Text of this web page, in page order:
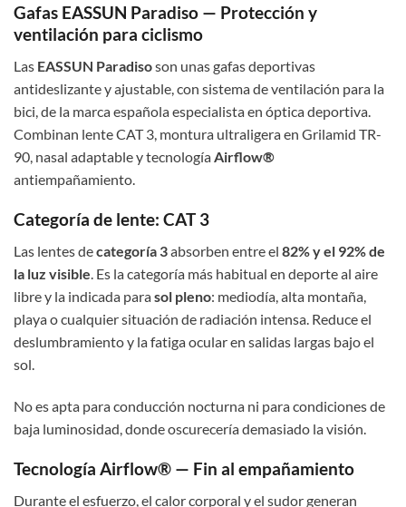
Gafas EASSUN Paradiso — Protección y
ventilación para ciclismo
Las EASSUN Paradisoson unas gafas deportivas
antideslizante y ajustable, con sistema de ventilación para la
bici, de la marca española especialista en óptica deportiva.
Combinan lente CAT 3, montura ultraligera en Grilamid TR-
90, nasal adaptable y tecnología Airflow®
antiempañamiento.
Categoría de lente: CAT 3
Las lentes decategoría 3absorben entre el 82% y el 92% de
la luz visible. Es la categoría más habitual en deporte al aire
libre y la indicada parasol pleno: mediodía, alta montaña,
playa o cualquier situación de radiación intensa. Reduce el
deslumbramiento y la fatiga ocular en salidas largas bajo el
sol.
No es apta para conducción nocturna ni para condiciones de
baja luminosidad, donde oscurecería demasiado la visión.
Tecnología Airflow® — Fin al empañamiento
Durante el esfuerzo, el calor corporal y el sudor generan